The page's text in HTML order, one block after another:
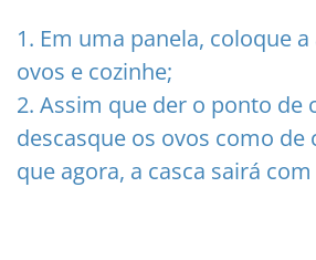
1. Em uma panela, coloque
ovos e cozinhe;
2. Assim que der o ponto de
descasque os ovos como de
que agora, a casca sairá